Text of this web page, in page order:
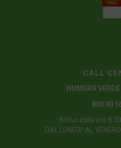
CALL
NUMERO
800 90
Attivo dalle ore
DAL LUNEDI’ AL